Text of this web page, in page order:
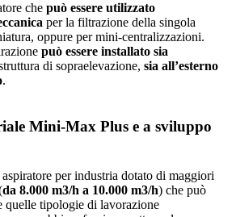
che può essere utilizzato
per la filtrazione della singola
oppure per mini-centralizzazioni.
può essere installato sia
di sopraelevazione, sia all’esterno
.
Mini-Max Plus e a sviluppo
aspiratore per industria dotato di maggiori
da 8.000 m3/h a 10.000 m3/h) che può
quelle tipologie di lavorazione